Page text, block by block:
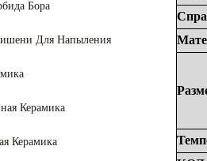
Бора
Для Напыления
Керамика
Керамика